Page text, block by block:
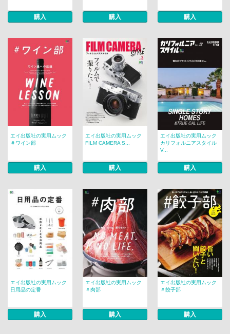
購入 購入 購入
エイ出版社の実用ムック
＃ワイン部
購入
エイ出版社の実用ムック
FILM CAMERA S...
購入
エイ出版社の実用ムック
カリフォルニアスタイル
V...
購入
エイ出版社の実用ムック
日用品の定番
購入
エイ出版社の実用ムック
＃肉部
購入
エイ出版社の実用ムック
＃餃子部
購入